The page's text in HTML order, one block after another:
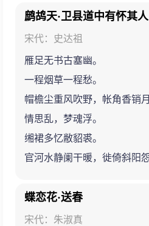
鹧鸪天·卫县道中有怀其人
宋代：史达祖
雁足无书古塞幽。
一程烟草一程愁。
帽檐尘重风吹野，帐角香销月
情思乱，梦魂浮。
缃裙多忆敝貂裘。
官河水静阑干暖，徙倚斜阳怨
蝶恋花·送春
宋代：朱淑真